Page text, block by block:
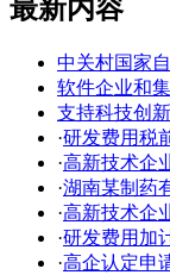
最新内容
中关村国家
软件企业和
支持科技创
·研发费用税
·高新技术企
·湖南某制药
·高新技术企
·研发费用加
·高企认定申